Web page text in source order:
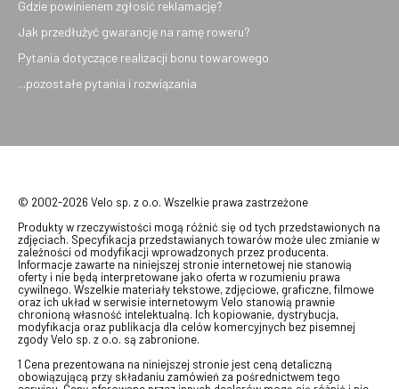
Gdzie powinienem zgłosić reklamację?
Jak przedłużyć gwarancję na ramę roweru?
Pytania dotyczące realizacji bonu towarowego
...pozostałe pytania i rozwiązania
© 2002-2026 Velo sp. z o.o. Wszelkie prawa zastrzeżone
Produkty w rzeczywistości mogą różnić się od tych przedstawionych na
zdjęciach. Specyfikacja przedstawianych towarów może ulec zmianie w
zależności od modyfikacji wprowadzonych przez producenta.
Informacje zawarte na niniejszej stronie internetowej nie stanowią
oferty i nie będą interpretowane jako oferta w rozumieniu prawa
cywilnego. Wszelkie materiały tekstowe, zdjęciowe, graficzne, filmowe
oraz ich układ w serwisie internetowym Velo stanowią prawnie
chronioną własność intelektualną. Ich kopiowanie, dystrybucja,
modyfikacja oraz publikacja dla celów komercyjnych bez pisemnej
zgody Velo sp. z o.o. są zabronione.
1 Cena prezentowana na niniejszej stronie jest ceną detaliczną
obowiązującą przy składaniu zamówień za pośrednictwem tego